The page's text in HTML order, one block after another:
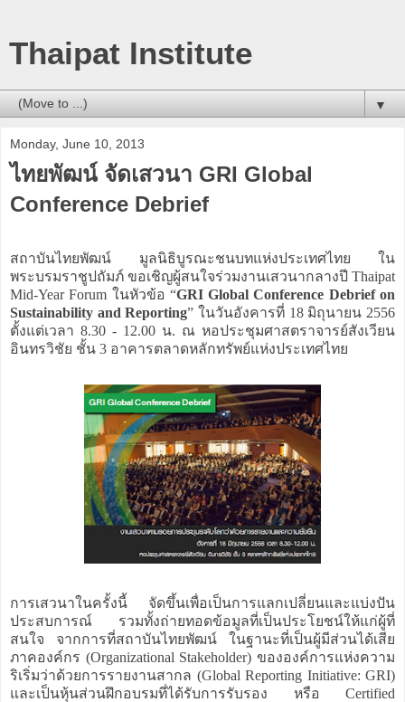
Thaipat Institute
▼
Monday, June 10, 2013
ไทยพัฒน์ จัดเสวนา GRI Global
Conference Debrief
สถาบันไทยพัฒน์ มูลนิธิบูรณะชนบทแห่งประเทศไทย ใน
พระบรมราชูปถัมภ์ ขอเชิญผู้สนใจร่วมงานเสวนากลางปี Thaipat
Mid-Year Forum ในหัวข้อ “GRI Global Conference Debrief on
Sustainability and Reporting” ในวันอังคารที่ 18 มิถุนายน 2556
ตั้งแต่เวลา 8.30 - 12.00 น. ณ หอประชุมศาสตราจารย์สังเวียน
อินทรวิชัย ชั้น 3 อาคารตลาดหลักทรัพย์แห่งประเทศไทย
การเสวนาในครั้งนี้ จัดขึ้นเพื่อเป็นการแลกเปลี่ยนและแบ่งปัน
ประสบการณ์ รวมทั้งถ่ายทอดข้อมูลที่เป็นประโยชน์ให้แก่ผู้ที่
สนใจ จากการที่สถาบันไทยพัฒน์ ในฐานะที่เป็นผู้มีส่วนได้เสีย
ภาคองค์กร (Organizational Stakeholder) ขององค์การแห่งความ
ริเริ่มว่าด้วยการรายงานสากล (Global Reporting Initiative: GRI)
และเป็นหุ้นส่วนฝึกอบรมที่ได้รับการรับรอง หรือ Certified